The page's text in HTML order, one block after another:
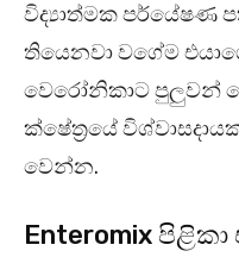
විද්‍යාත්මක පර්යේෂණ
තියෙනවා වගේම
වෙරෝනිකාට පුලුවන්
ක්ෂේත්‍රයේ
වෙන්න.
Enteromix